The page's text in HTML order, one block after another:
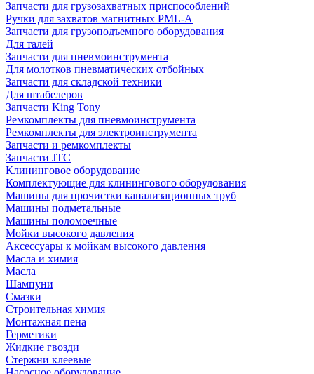
Запчасти для грузозахватных приспособлений
Ручки для захватов магнитных PML-A
Запчасти для грузоподъемного оборудования
Для талей
Запчасти для пневмоинструмента
Для молотков пневматических отбойных
Запчасти для складской техники
Для штабелеров
Запчасти King Tony
Ремкомплекты для пневмоинструмента
Ремкомплекты для электроинструмента
Запчасти и ремкомплекты
Запчасти JTC
Клининговое оборудование
Комплектующие для клинингового оборудования
Машины для прочистки канализационных труб
Машины подметальные
Машины поломоечные
Мойки высокого давления
Аксессуары к мойкам высокого давления
Масла и химия
Масла
Шампуни
Смазки
Строительная химия
Монтажная пена
Герметики
Жидкие гвозди
Стержни клеевые